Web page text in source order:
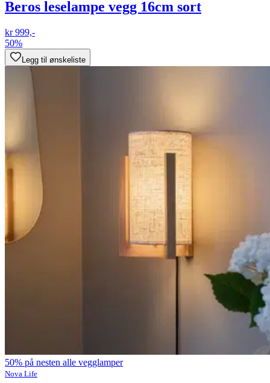
Beros leselampe vegg 16cm sort
kr 999,-
50%
Legg til ønskeliste
50% på nesten alle vegglamper
Nova Life